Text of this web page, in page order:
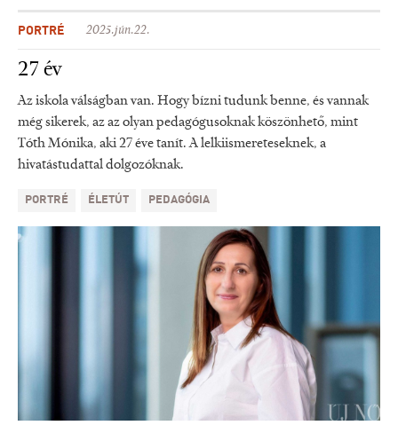
PORTRÉ 2025.jún.22.
27 év
Az iskola válságban van. Hogy bízni tudunk benne, és vannak
még sikerek, az az olyan pedagógusoknak köszönhető, mint
Tóth Mónika, aki 27 éve tanít. A lelkiismereteseknek, a
hivatástudattal dolgozóknak.
PORTRÉ ÉLETÚT PEDAGÓGIA